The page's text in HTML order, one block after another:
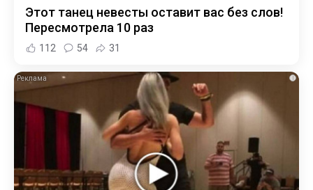
Этот танец невесты оставит вас без слов!
Пересмотрела 10 раз
112 54 31
i